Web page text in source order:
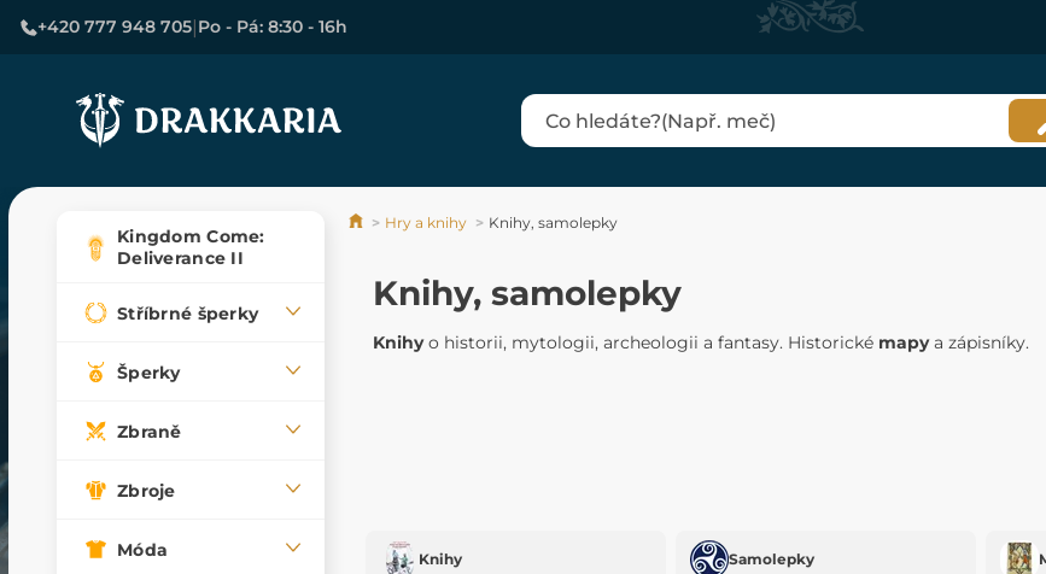
+420 777 948 705|Po - Pá: 8:30 - 16h
Kingdom Come:
Deliverance II
Stříbrné šperky
Šperky
Zbraně
Zbroje
Móda
Hry a knihy Knihy, samolepky
Knihy, samolepky
Knihyo historii, mytologii, archeologii a fantasy. Historické mapya zápisníky.
Knihy Samolepky